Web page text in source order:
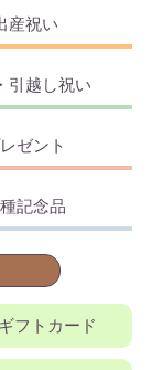
産祝い
引越し祝い
ゼント
記念品
フトカード